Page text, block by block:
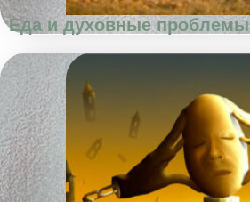
Еда и духовные проблемы